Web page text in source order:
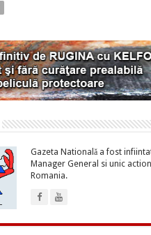
Gazeta Natională a fost
Manager General si unic
Romania.